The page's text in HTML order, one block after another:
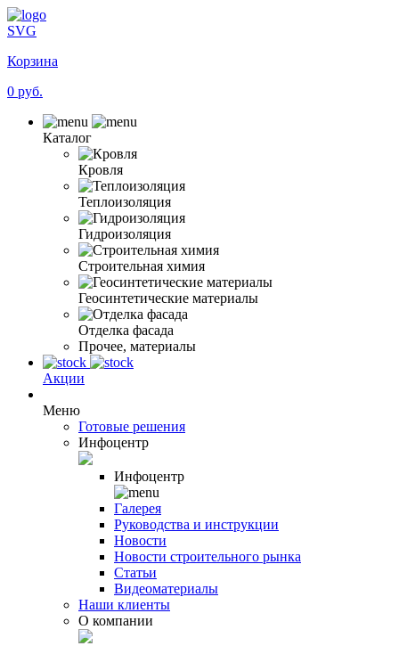
SVG
Корзина
0 руб.
Каталог
Кровля
Теплоизоляция
Гидроизоляция
Строительная химия
Геосинтетические материалы
Отделка фасада
Прочее, материалы
Акции
Меню
Готовые решения
Инфоцентр
Инфоцентр
Галерея
Руководства и инструкции
Новости
Новости строительного рынка
Статьи
Видеоматериалы
Наши клиенты
О компании